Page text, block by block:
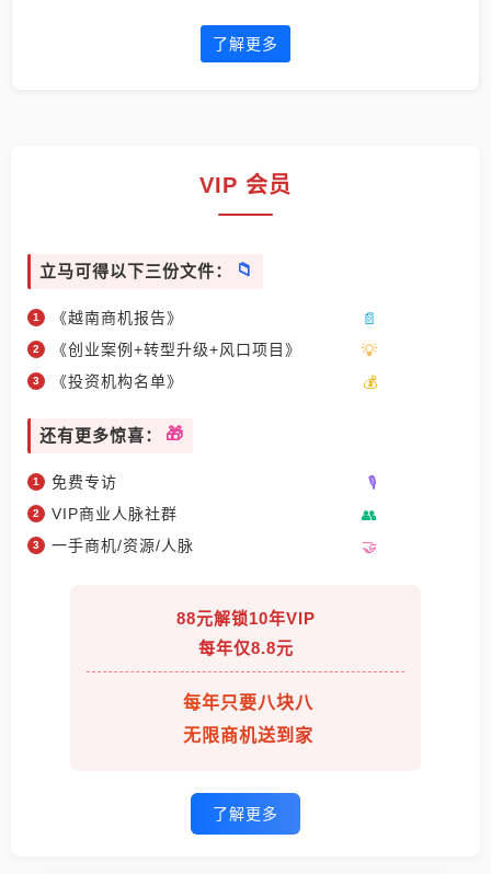
了解更多
VIP 会员
立马可得以下三份文件：
《越南商机报告》
《创业案例+转型升级+风口项目》
《投资机构名单》
还有更多惊喜：
免费专访
VIP商业人脉社群
一手商机/资源/人脉
88元解锁10年VIP
每年仅8.8元
每年只要八块八
无限商机送到家
了解更多